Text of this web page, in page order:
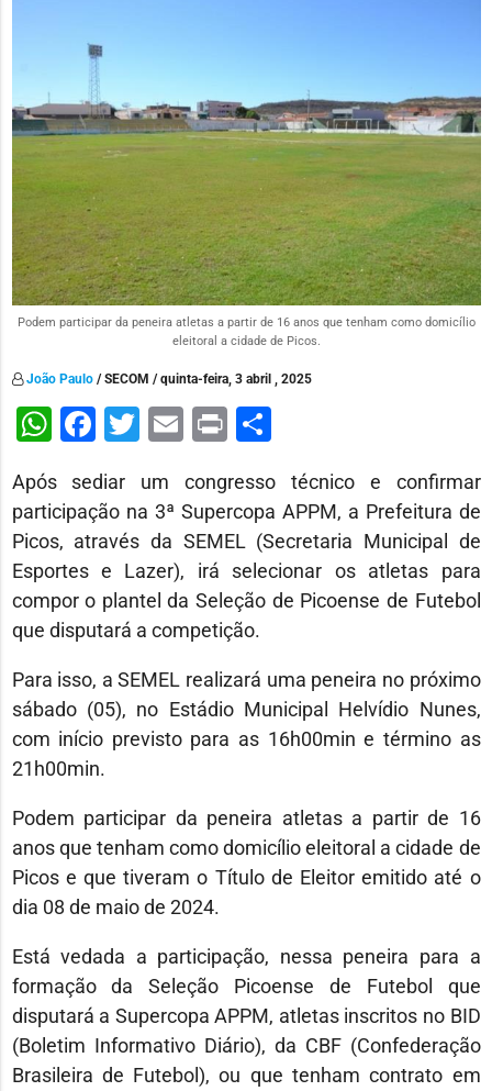
Podem participar da peneira atletas a partir de 16 anos que tenham como domicílio
eleitoral a cidade de Picos.
João Paulo/ SECOM / quinta-feira, 3 abril , 2025
WhatsApp
Facebook
Twitter
EmailPrint
Após sediar um congresso técnico e confirmar
participação na 3ª Supercopa APPM, a Prefeitura de
Picos, através da SEMEL (Secretaria Municipal de
Esportes e Lazer), irá selecionar os atletas para
compor o plantel da Seleção de Picoense de Futebol
que disputará a competição.
Para isso, a SEMEL realizará uma peneira no próximo
sábado (05), no Estádio Municipal Helvídio Nunes,
com início previsto para as 16h00min e término as
21h00min.
Podem participar da peneira atletas a partir de 16
anos que tenham como domicílio eleitoral a cidade de
Picos e que tiveram o Título de Eleitor emitido até o
dia 08 de maio de 2024.
Está vedada a participação, nessa peneira para a
formação da Seleção Picoense de Futebol que
disputará a Supercopa APPM, atletas inscritos no BID
(Boletim Informativo Diário), da CBF (Confederação
Brasileira de Futebol), ou que tenham contrato em